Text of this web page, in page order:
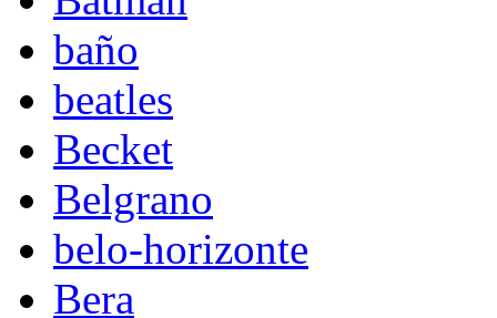
baño
beatles
Becket
Belgrano
belo-horizonte
Bera